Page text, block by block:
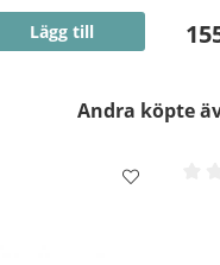
Lägg till
Andra köpte